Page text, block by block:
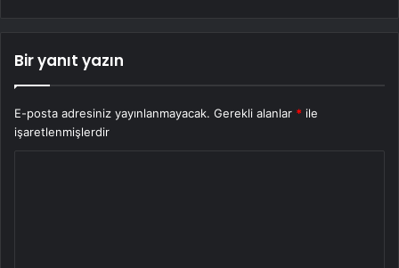
Bir yanıt yazın
E-posta adresiniz yayınlanmayacak. Gerekli alanlar * ile
işaretlenmişlerdir